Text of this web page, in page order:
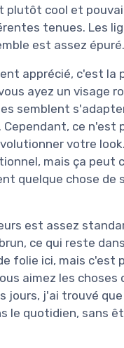
plutôt cool et
tenues. Les
est assez épuré.
apprécié, c'est la
ayez un visage
semblent
ce n'est
votre
mais ça peut
quelque chose de
est assez
ce qui reste
folie ici, mais c'est
aimez les choses
jours, j'ai trouvé
le quotidien, sans